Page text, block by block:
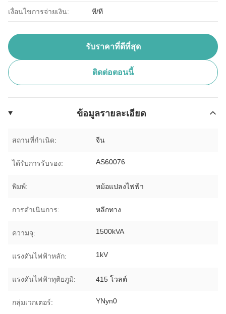
เงื่อนไขการจ่ายเงิน: ที/ที
รับราคาที่ดีที่สุด
ติดต่อตอนนี้
ข้อมูลรายละเอียด
สถานที่กำเนิด: จีน
ได้รับการรับรอง: AS60076
พิมพ์: หม้อแปลงไฟฟ้า
การดำเนินการ: หลีกทาง
ความจุ: 1500kVA
แรงดันไฟฟ้าหลัก: 1kV
แรงดันไฟฟ้าทุติยภูมิ: 415 โวลต์
กลุ่มเวกเตอร์: YNyn0